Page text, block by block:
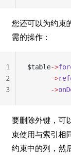
您还可以为约束
需的操作：
$table->
      ->
      ->
1
2
3
要删除外键，可
束使用与索引相
约束中的列，然